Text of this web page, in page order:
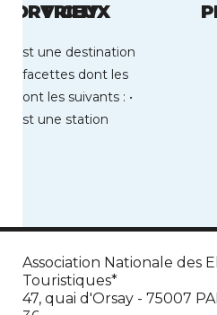
est une destination
facettes dont les
sont les suivants : •
est une station
VICHY
Association Nationale des
Touristiques*
47, quai d'Orsay - 75007